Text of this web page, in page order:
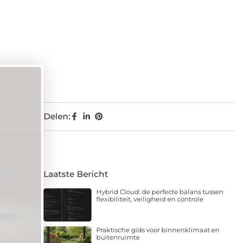
Delen:
Laatste Bericht
Hybrid Cloud: de perfecte balans tussen
flexibiliteit, veiligheid en controle
Praktische gids voor binnenklimaat en
buitenruimte